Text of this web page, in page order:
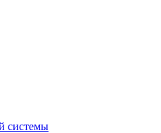
системы